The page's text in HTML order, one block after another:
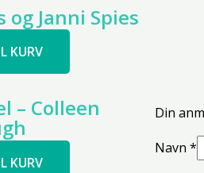
Din
Navn *
og Janni Spies
KURV
– Colleen
KURV